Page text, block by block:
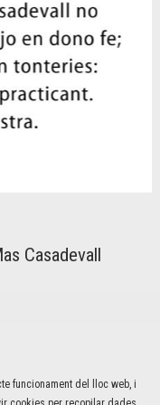
Casadevall
funcionament del lloc web, i